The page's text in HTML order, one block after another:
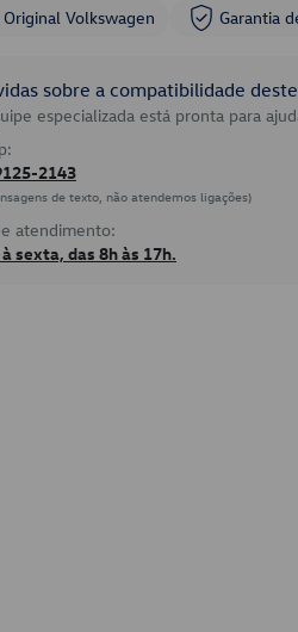
Original Volkswagen Garantia
sobre a compatibilidade
especializada está pronta para
2143
de texto, não atendemos ligações)
atendimento:
sexta, das 8h às 17h.